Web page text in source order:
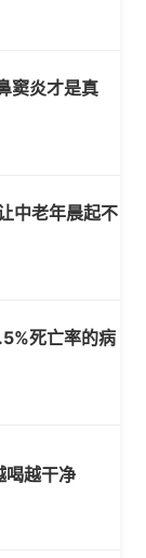
窦炎才是真
中老年晨起不
死亡率的病
喝越干净